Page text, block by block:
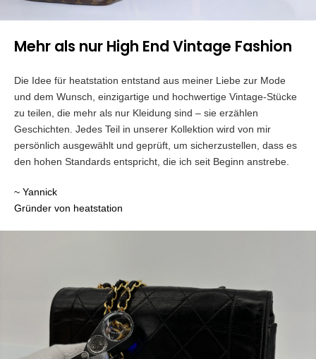
Mehr als nur High End Vintage Fashion
Die Idee für heatstation entstand aus meiner Liebe zur Mode
und dem Wunsch, einzigartige und hochwertige Vintage-Stücke
zu teilen, die mehr als nur Kleidung sind – sie erzählen
Geschichten. Jedes Teil in unserer Kollektion wird von mir
persönlich ausgewählt und geprüft, um sicherzustellen, dass es
den hohen Standards entspricht, die ich seit Beginn anstrebe.
~ Yannick
Gründer von heatstation